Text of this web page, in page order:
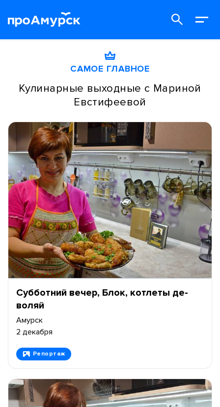
САМОЕ ГЛАВНОЕ
Кулинарные выходные с Мариной
Евстифеевой
Субботний вечер, Блок, котлеты де-
воляй
Амурск
2 декабря
Репортаж